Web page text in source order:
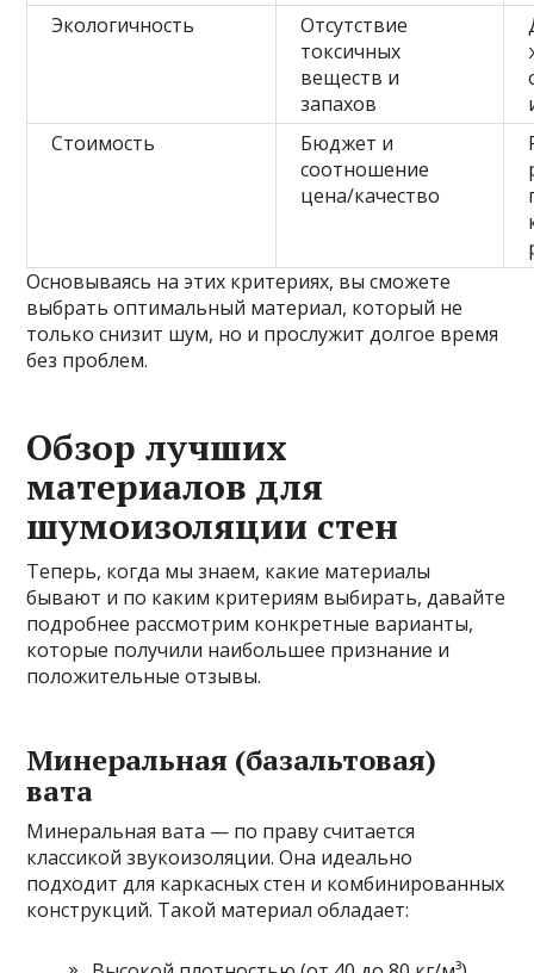
Экологичность
Отсутствие
токсичных
веществ и
запахов
Стоимость
Бюджет и
соотношение
цена/качество
Основываясь на этих критериях, вы сможете
выбрать оптимальный материал, который не
только снизит шум, но и прослужит долгое время
без проблем.
Обзор лучших
материалов для
шумоизоляции стен
Теперь, когда мы знаем, какие материалы
бывают и по каким критериям выбирать, давайте
подробнее рассмотрим конкретные варианты,
которые получили наибольшее признание и
положительные отзывы.
Минеральная (базальтовая)
вата
Минеральная вата — по праву считается
классикой звукоизоляции. Она идеально
подходит для каркасных стен и комбинированных
конструкций. Такой материал обладает: